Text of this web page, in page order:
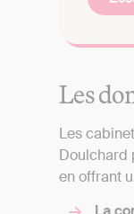
Les
Les
Doulchard
en offrant